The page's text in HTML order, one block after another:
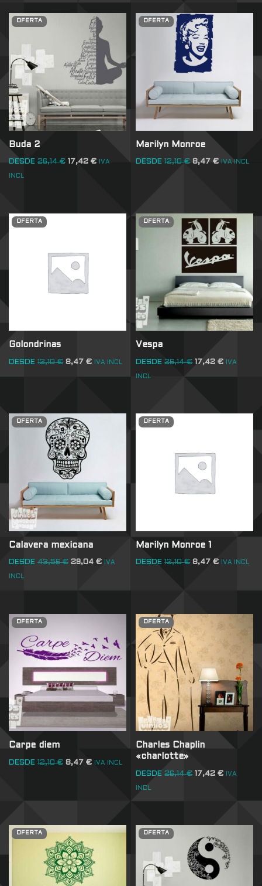
OFERTA
Buda 2
DESDE 26,14€ 17,42 € IVA
INCL
OFERTA
Marilyn Monroe
DESDE 12,10€ 8,47€ IVA INCL
OFERTA
Golondrinas
DESDE 12,10€ 8,47 € IVA INCL
OFERTA
Vespa
DESDE 26,14€ 17,42€ IVA
INCL
OFERTA
Calavera mexicana
DESDE 43,56€ 29,04 € IVA
INCL
OFERTA
Marilyn Monroe 1
DESDE 12,10€ 8,47€ IVA INCL
OFERTA
Carpe diem
DESDE 12,10€ 8,47 € IVA INCL
OFERTA
Charles Chaplin
«charlotte»
DESDE 26,14€ 17,42€ IVA
INCL
OFERTA OFERTA